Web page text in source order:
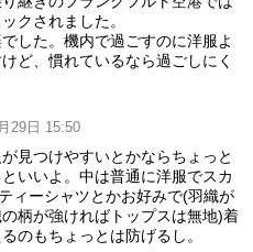
クされました。
した。機内で過ごすのに洋服よ
ど、慣れているなら過ごしにく
29日 15:50
見つけやすいとかならちょっと
いいよ。中は普通に洋服でスカ
ィーシャツとかお好みで(羽織が
柄が強ければトップスは無地)着
のもちょっとは防げるし。